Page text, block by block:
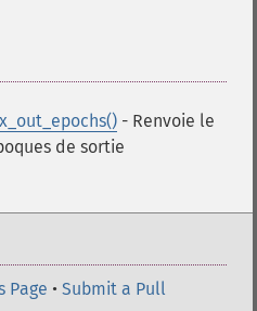
- Renvoie le
de sortie
Page • Submit a Pull